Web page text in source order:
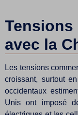
avec la
Les tensions
croissant, surtout
occidentaux
Unis ont imposé